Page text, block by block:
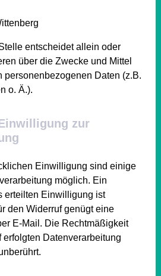
entscheidet allein oder
über die Zwecke und Mittel
personenbezogenen Daten (z.B.
o. Ä.).
zur
Einwilligung sind einige
möglich. Ein
erteilten Einwilligung ist
den Widerruf genügt eine
E-Mail. Die Rechtmäßigkeit
erfolgten Datenverarbeitung